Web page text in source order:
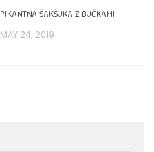
PIKANTNA ŠAKŠUKA Z BUČKAMI
MAY 24, 2019